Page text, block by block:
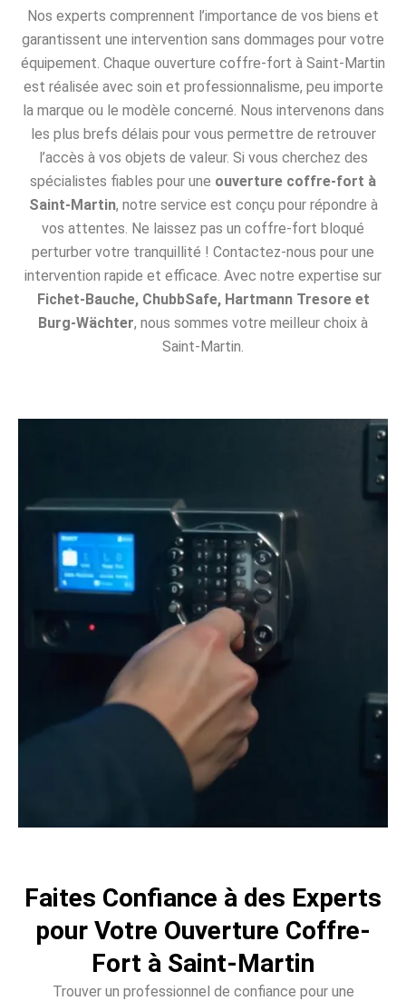
Nos experts comprennent l’importance de vos biens et
garantissent une intervention sans dommages pour votre
équipement. Chaque ouverture coffre-fort à Saint-Martin
est réalisée avec soin et professionnalisme, peu importe
la marque ou le modèle concerné. Nous intervenons dans
les plus brefs délais pour vous permettre de retrouver
l’accès à vos objets de valeur. Si vous cherchez des
spécialistes fiables pour une ouverture coffre-fort à
Saint-Martin, notre service est conçu pour répondre à
vos attentes. Ne laissez pas un coffre-fort bloqué
perturber votre tranquillité ! Contactez-nous pour une
intervention rapide et efficace. Avec notre expertise sur
Fichet-Bauche, ChubbSafe, Hartmann Tresore et
Burg-Wächter, nous sommes votre meilleur choix à
Saint-Martin.
Faites Confiance à des Experts
pour Votre Ouverture Coffre-
Fort à Saint-Martin
Trouver un professionnel de confiance pour une